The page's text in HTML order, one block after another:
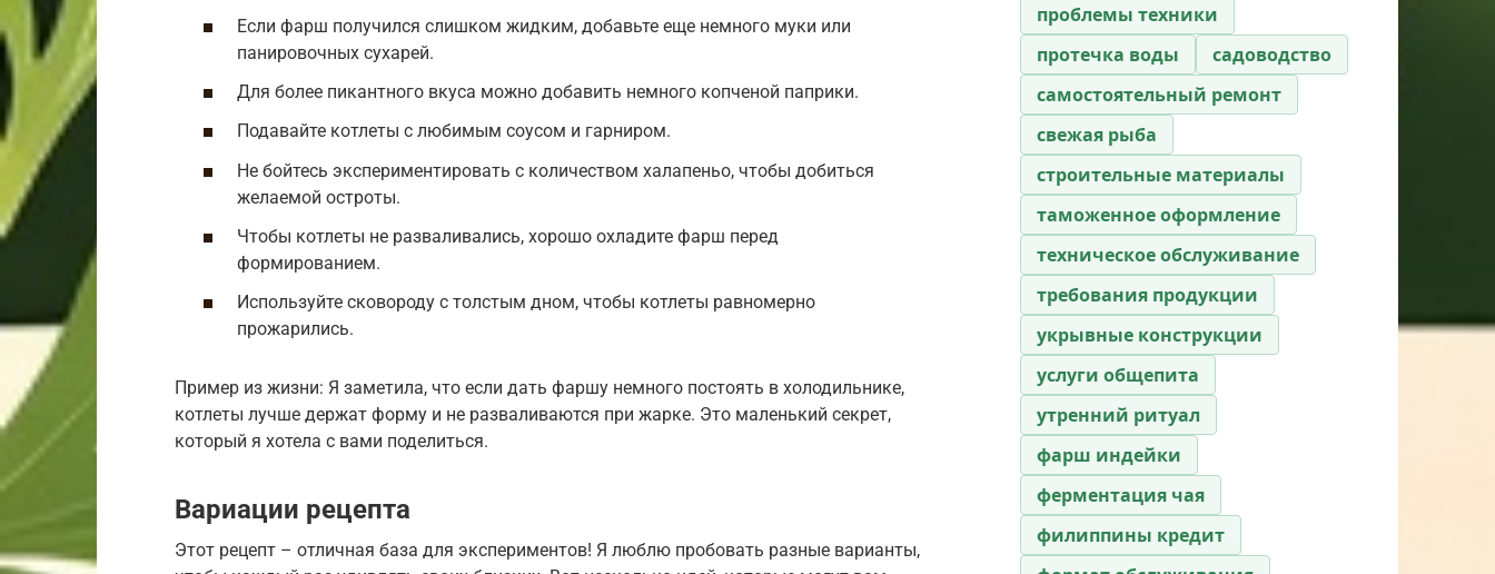
Если фарш получился слишком жидким, добавьте еще немного муки или
панировочных сухарей.
Для более пикантного вкуса можно добавить немного копченой паприки.
Подавайте котлеты с любимым соусом и гарниром.
Не бойтесь экспериментировать с количеством халапеньо, чтобы добиться
желаемой остроты.
Чтобы котлеты не разваливались, хорошо охладите фарш перед
формированием.
Используйте сковороду с толстым дном, чтобы котлеты равномерно
прожарились.
Пример из жизни: Я заметила, что если дать фаршу немного постоять в холодильнике,
котлеты лучше держат форму и не разваливаются при жарке. Это маленький секрет,
который я хотела с вами поделиться.
Вариации рецепта
Этот рецепт – отличная база для экспериментов! Я люблю пробовать разные варианты,
проблемы техники
протечка воды
садоводство
самостоятельный ремонт
свежая рыба
строительные материалы
таможенное оформление
техническое обслуживание
требования продукции
укрывные конструкции
услуги общепита
утренний ритуал
фарш индейки
ферментация чая
филиппины кредит